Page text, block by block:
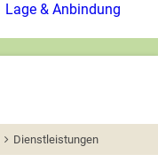
Lage & Anbindung
Dienstleistungen